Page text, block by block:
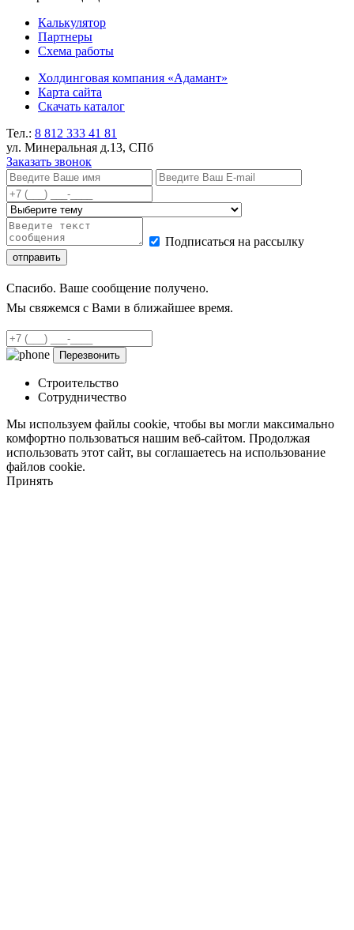
Калькулятор
Партнеры
Схема работы
Холдинговая компания «Адамант»
Карта сайта
Скачать каталог
Тел.: 8 812 333 41 81
ул. Минеральная д.13, СПб
Заказать звонок
Подписаться на рассылку
Спасибо. Ваше сообщение получено.
Мы свяжемся с Вами в ближайшее время.
Строительство
Сотрудничество
Мы используем файлы cookie, чтобы вы могли максимально
комфортно пользоваться нашим веб-сайтом. Продолжая
использовать этот сайт, вы соглашаетесь на использование
файлов cookie.
Принять